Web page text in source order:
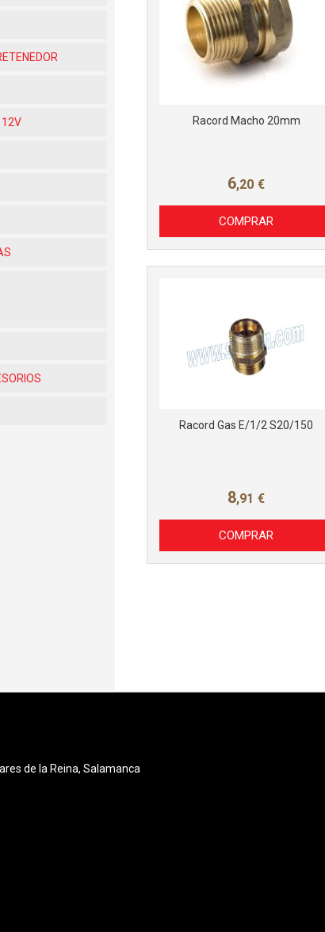
12V Racord Macho 20mm
6,20 €
COMPRAR
Racord Gas E/1/2 S20/150
8,91 €
COMPRAR
de la Reina, Salamanca